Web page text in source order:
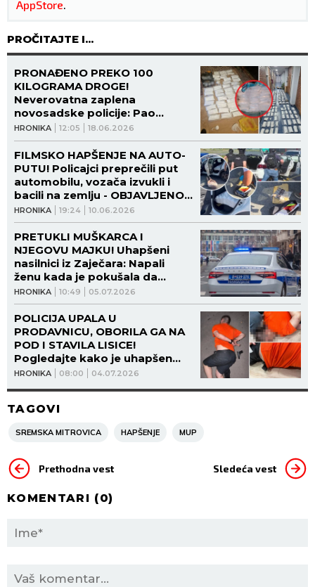
AppStore.
PROČITAJTE I...
HRONIKA 12:05 18.06.2026
PRONAĐENO PREKO 100
KILOGRAMA DROGE!
Neverovatna zaplena
novosadske policije: Pao
dvojac iz Beograda -
pogledajte šta im je sve
nađeno! (FOTO)
HRONIKA 19:24 10.06.2026
FILMSKO HAPŠENJE NA AUTO-
PUTU! Policajci preprečili put
automobilu, vozača izvukli i
bacili na zemlju - OBJAVLJENO I
ŠTA JE URADIO! (FOTO, VIDEO)
HRONIKA 10:49 05.07.2026
PRETUKLI MUŠKARCA I
NJEGOVU MAJKU! Uhapšeni
nasilnici iz Zaječara: Napali
ženu kada je pokušala da
zaštiti sina!
HRONIKA 08:00 04.07.2026
POLICIJA UPALA U
PRODAVNICU, OBORILA GA NA
POD I STAVILA LISICE!
Pogledajte kako je uhapšen
Nenad Alajbegović - pored
TAGOVI
SREMSKA MITROVICA HAPŠENJE MUP
Prethodna vest Sledeća vest
KOMENTARI (0)